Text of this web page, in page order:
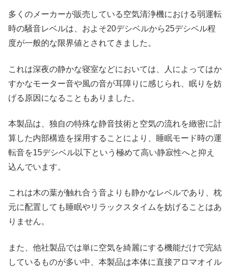
多くのメーカーが販売している空気清浄機における弱運転
時の騒音レベルは、およそ20デシベルから25デシベル程
度が一般的な限界値とされてきました。
これは深夜の静かな寝室などにおいては、人によってはか
すかなモーター音や風の音が耳障りに感じられ、眠りを妨
げる原因になることもありました。
本製品は、独自の特殊な静音技術と空気の流れを緻密に計
算した内部構造を採用することにより、睡眠モード時の運
転音を15デシベル以下という極めて高い静寂性へと抑え
込んでいます。
これは木の葉が触れ合う音よりも静かなレベルであり、枕
元に配置しても睡眠やリラックスタイムを妨げることはあ
りません。
また、他社製品では単に空気を綺麗にする機能だけで完結
しているものが多い中、本製品は本体に直接アロマオイル